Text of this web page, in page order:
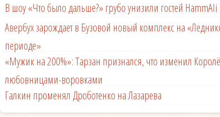
В шоу «Что было дальше?» грубо унизили гостей HammAli
Авербух зарождает в Бузовой новый комплекс на
периоде»
«Мужик на 200%»: Тарзан признался, что изменил
любовницами-воровками
Галкин променял Дроботенко на Лазарева